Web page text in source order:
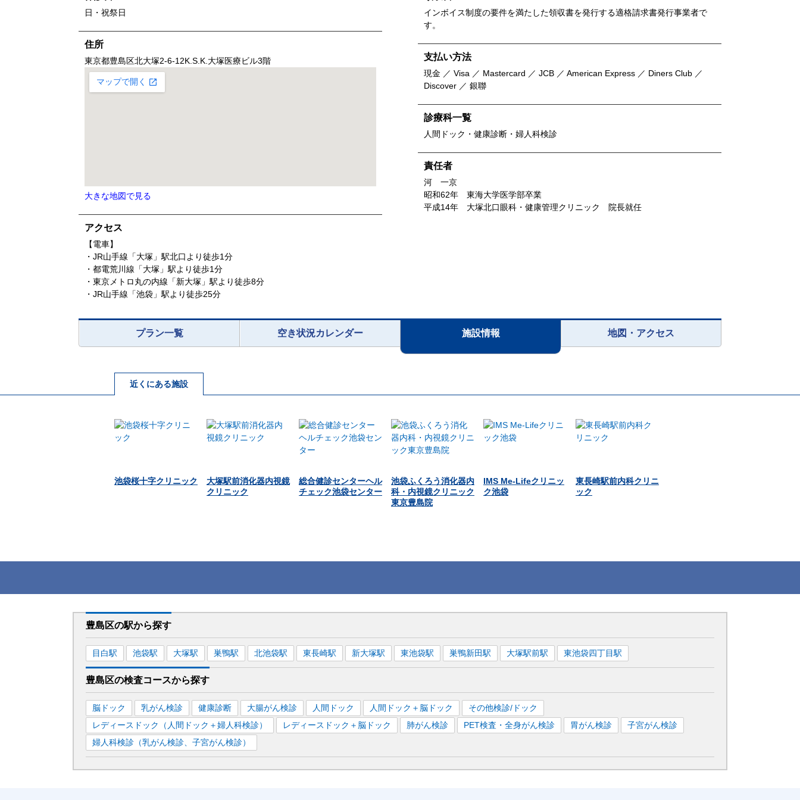
日・祝祭日
住所
東京都豊島区北大塚2-6-12K.S.K.大塚医療ビル3階
大きな地図で見る
アクセス
【電車】
・JR山手線「大塚」駅北口より徒歩1分
・都電荒川線「大塚」駅より徒歩1分
・東京メトロ丸の内線「新大塚」駅より徒歩8分
・JR山手線「池袋」駅より徒歩25分
インボイス制度の要件を満たした領収書を発行する適格請求書発行事業者で
す。
支払い方法
現金 ／ Visa ／ Mastercard ／ JCB ／ American Express ／ Diners Club ／
Discover ／ 銀聯
診療科一覧
人間ドック・健康診断・婦人科検診
責任者
河 一京
昭和62年 東海大学医学部卒業
平成14年 大塚北口眼科・健康管理クリニック 院長就任
プラン一覧 空き状況カレンダー 施設情報 地図・アクセス
近くにある施設
池袋桜十字クリニック
大塚駅前消化器内視鏡
クリニック
総合健診センターヘル
チェック池袋センター
池袋ふくろう消化器内
科・内視鏡クリニック
東京豊島院
IMS Me-Lifeクリニッ
ク池袋
東長崎駅前内科クリニ
ック
豊島区の駅から探す
目白駅 池袋駅 大塚駅 巣鴨駅 北池袋駅 東長崎駅 新大塚駅 東池袋駅 巣鴨新田駅 大塚駅前駅 東池袋四丁目駅
豊島区の検査コースから探す
脳ドック 乳がん検診 健康診断 大腸がん検診 人間ドック 人間ドック＋脳ドック
その他検診/ドック
レディースドック（人間ドック＋婦人科検診）
レディースドック＋脳ドック 肺がん検診 PET検査・全身がん検診 胃がん検診
子宮がん検診
婦人科検診（乳がん検診、子宮がん検診）